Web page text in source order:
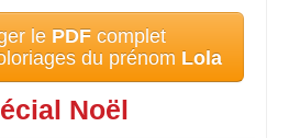
le PDF complet
du prénom Lola
Noël